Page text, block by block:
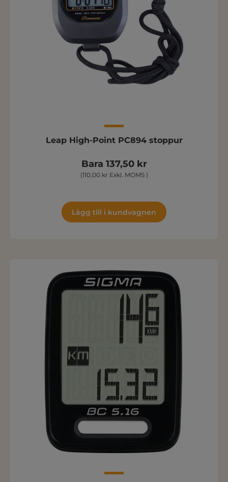
Leap High-Point PC894 stoppur
Bara 137,50 kr
(110,00 kr Exkl. MOMS )
Lägg till i kundvagnen